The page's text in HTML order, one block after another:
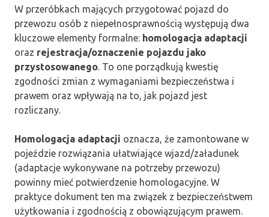
W przeróbkach mających przygotować pojazd do
przewozu osób z niepełnosprawnością występują dwa
kluczowe elementy formalne: homologacja adaptacji
oraz rejestracja/oznaczenie pojazdu jako
przystosowanego. To one porządkują kwestię
zgodności zmian z wymaganiami bezpieczeństwa i
prawem oraz wpływają na to, jak pojazd jest
rozliczany.
Homologacja adaptacji oznacza, że zamontowane w
pojeździe rozwiązania ułatwiające wjazd/załadunek
(adaptacje wykonywane na potrzeby przewozu)
powinny mieć potwierdzenie homologacyjne. W
praktyce dokument ten ma związek z bezpieczeństwem
użytkowania i zgodnością z obowiązującym prawem.